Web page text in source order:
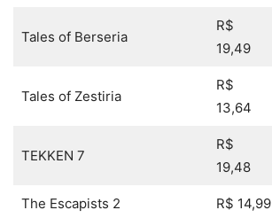
Tales of Berseria
R$
19,49
Tales of Zestiria
R$
13,64
TEKKEN 7
R$
19,48
The Escapists 2 R$ 14,99